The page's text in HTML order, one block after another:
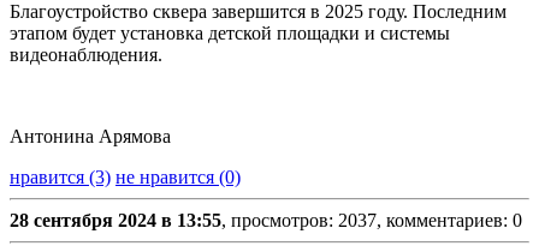
Благоустройство сквера завершится в 2025 году. Последним
этапом будет установка детской площадки и системы
видеонаблюдения.
Антонина Арямова
нравится (3) не нравится (0)
28 сентября 2024 в 13:55, просмотров: 2037, комментариев: 0